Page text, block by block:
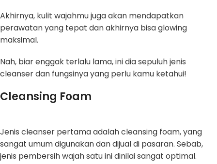
Akhirnya, kulit wajahmu juga akan mendapatkan
perawatan yang tepat dan akhirnya bisa glowing
maksimal.
Nah, biar enggak terlalu lama, ini dia sepuluh jenis
cleanser dan fungsinya yang perlu kamu ketahui!
Cleansing Foam
Jenis cleanser pertama adalah cleansing foam, yang
sangat umum digunakan dan dijual di pasaran. Sebab,
jenis pembersih wajah satu ini dinilai sangat optimal.